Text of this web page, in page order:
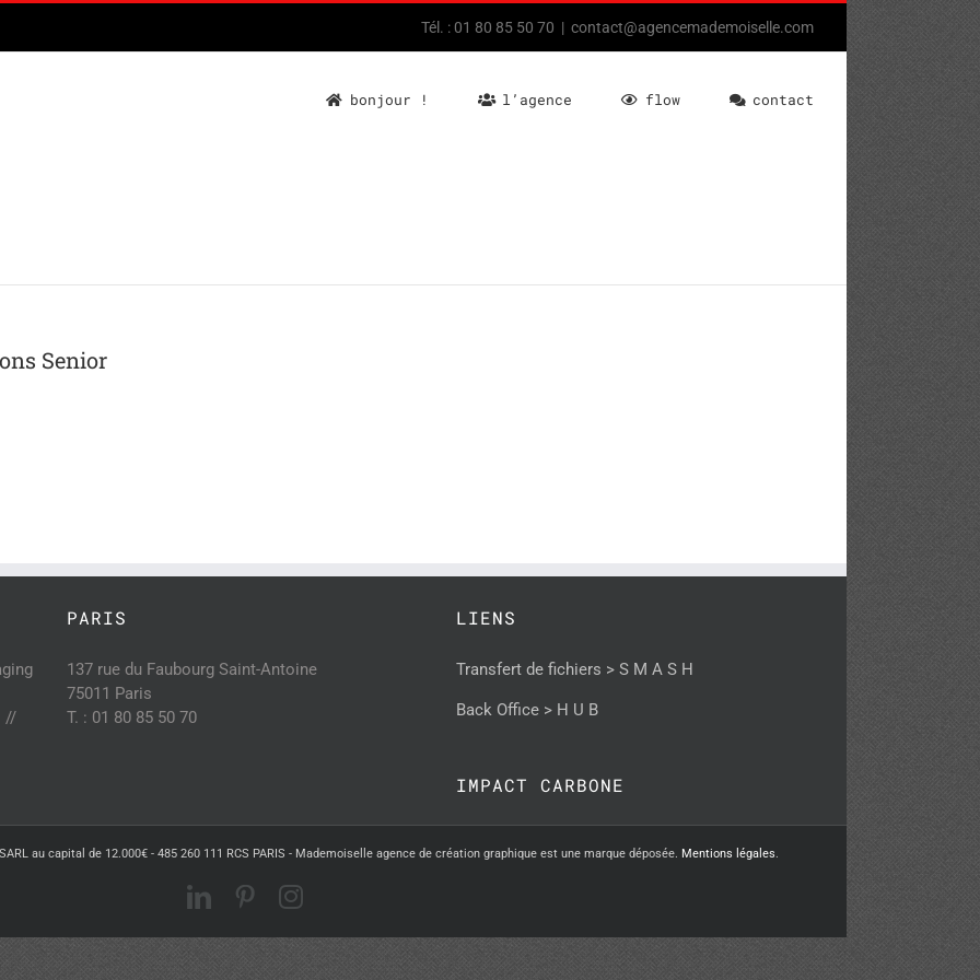
Tél. : 01 80 85 50 70 | contact@agencemademoiselle.com
bonjour ! l’agence flow contact
Senior
//
PARIS
137 rue du Faubourg Saint-Antoine
75011 Paris
T. : 01 80 85 50 70
LIENS
Transfert de fichiers > S M A S H
Back Office > H U B
IMPACT CARBONE
au capital de 12.000€ - 485 260 111 RCS PARIS - Mademoiselle agence de création graphique est une marque déposée. Mentions légales.
LinkedInPinterestInstagram